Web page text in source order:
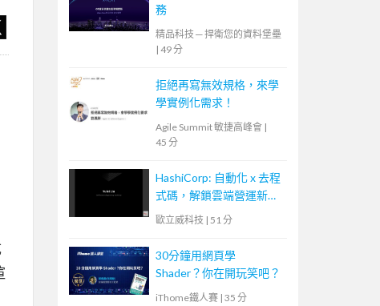
務
精品科技 ─ 捍衛您的資料堡壘
| 49 分
拒絕再寫無效規格，來學
學實例化需求！
Agile Summit 敏捷高峰會 |
45 分
HashiCorp: 自動化 x 去程
式碼，解鎖雲端營運新模
式
歐立威科技 | 51 分
30分鐘用網頁學
Shader？你在開玩笑吧？
iThome鐵人賽 | 35 分